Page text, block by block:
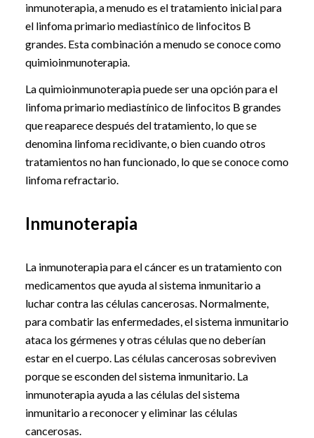
inmunoterapia, a menudo es el tratamiento inicial para
el linfoma primario mediastínico de linfocitos B
grandes. Esta combinación a menudo se conoce como
quimioinmunoterapia.
La quimioinmunoterapia puede ser una opción para el
linfoma primario mediastínico de linfocitos B grandes
que reaparece después del tratamiento, lo que se
denomina linfoma recidivante, o bien cuando otros
tratamientos no han funcionado, lo que se conoce como
linfoma refractario.
Inmunoterapia
La inmunoterapia para el cáncer es un tratamiento con
medicamentos que ayuda al sistema inmunitario a
luchar contra las células cancerosas. Normalmente,
para combatir las enfermedades, el sistema inmunitario
ataca los gérmenes y otras células que no deberían
estar en el cuerpo. Las células cancerosas sobreviven
porque se esconden del sistema inmunitario. La
inmunoterapia ayuda a las células del sistema
inmunitario a reconocer y eliminar las células
cancerosas.